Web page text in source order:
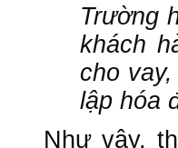
Trường
khách
cho
lập hóa
Như vậy,